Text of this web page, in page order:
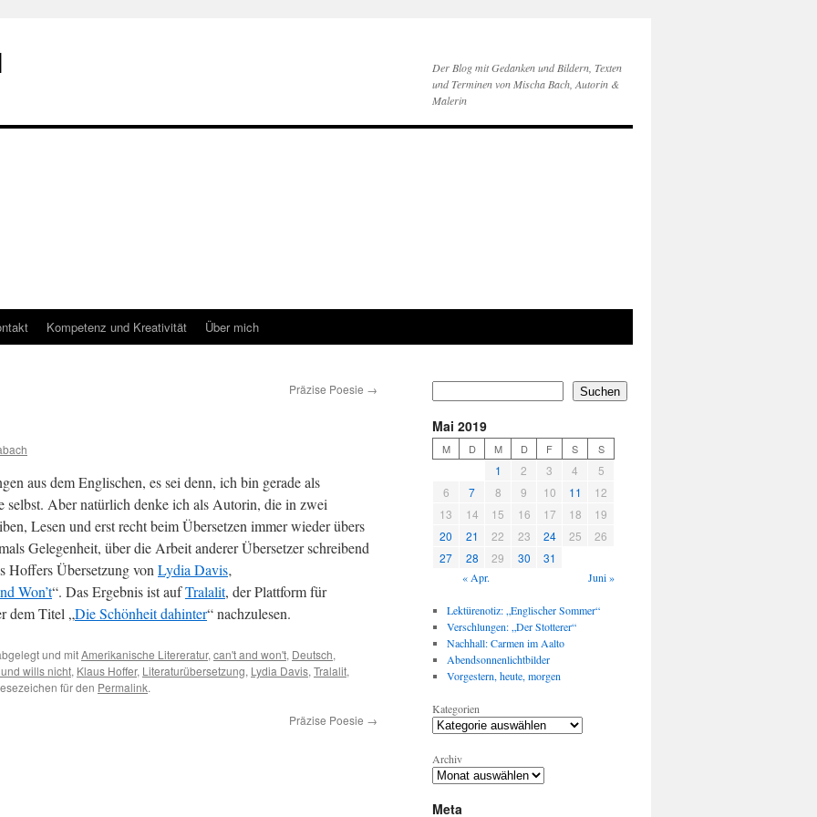
Der Blog mit Gedanken und Bildern, Texten
und Terminen von Mischa Bach, Autorin &
Malerin
Kompetenz und Kreativität Über mich
Präzise Poesie →
aus dem Englischen, es sei denn, ich bin gerade als
selbst. Aber natürlich denke ich als Autorin, die in zwei
Lesen und erst recht beim Übersetzen immer wieder übers
Gelegenheit, über die Arbeit anderer Übersetzer schreibend
Hoffers Übersetzung von Lydia Davis‚
Won’t“. Das Ergebnis ist aufTralalit, der Plattform für
dem Titel „Die Schönheit dahinter“ nachzulesen.
und mitAmerikanische Litereratur, can't and won't, Deutsch,
wills nicht, Klaus Hoffer, Literaturübersetzung, Lydia Davis, Tralalit,
für den Permalink.
Präzise Poesie →
Suchen
Mai 2019
M D M D F S S
1 2 3 4
5
6
7 8 9 10 11
12
13
14 15 16 17 18
19
20
21 22 23 24 25
26
27
28 29 30 31
« Apr. Juni »
Lektürenotiz: „Englischer Sommer“
Verschlungen: „Der Stotterer“
Nachhall: Carmen im Aalto
Abendsonnenlichtbilder
Vorgestern, heute, morgen
Kategorien
Archiv
Meta